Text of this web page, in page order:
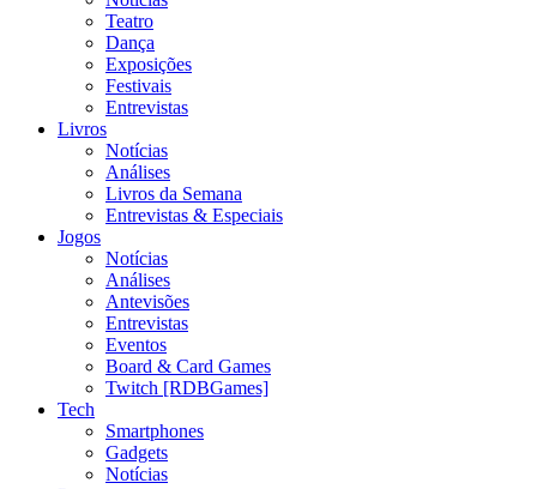
Teatro
Dança
Exposições
Festivais
Entrevistas
Livros
Notícias
Análises
Livros da Semana
Entrevistas & Especiais
Jogos
Notícias
Análises
Antevisões
Entrevistas
Eventos
Board & Card Games
Twitch [RDBGames]
Tech
Smartphones
Gadgets
Notícias